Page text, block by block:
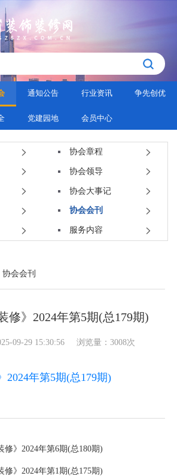
通知公告 行业资讯 争先创优
党建园地 会员中心
协会章程
协会领导
协会大事记
协会会刊
服务内容
协会会刊
修》2024年第5期(总179期)
09-29 15:30:56 浏览量：3008次
2024年第5期(总179期)
修》2024年第6期(总180期)
》2024年第1期(总175期)